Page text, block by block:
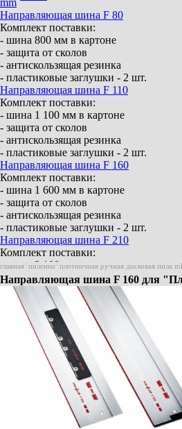
mm
Направляющая шина F 80
Комплект поставки:
- шина 800 мм в картоне
- защита от сколов
- антискользящая резинка
- пластиковые заглушки - 2 шт.
Направляющая шина F 110
Комплект поставки:
- шина 1 100 мм в картоне
- защита от сколов
- антискользящая резинка
- пластиковые заглушки - 2 шт.
Направляющая шина F 160
Комплект поставки:
- шина 1 600 мм в картоне
- защита от сколов
- антискользящая резинка
- пластиковые заглушки - 2 шт.
Направляющая шина F 210
Комплект поставки:
- шина 2 100 мм в картоне
- защита от сколов
- антискользящая резинка
- пластиковые заглушки - 2 шт.
Направляющая шина F 310
Комплект поставки:
- шина 3 100 мм в картоне
- защита от сколов
- антискользящая резинка
- пластиковые заглушки - 2 шт.
Элемент соединения F-VS
Для 2 направляющих шин
Aerofix система – вакуумного
главная / пиление / плотничная ручная дисковая пила
Направляющая шина F 160 для